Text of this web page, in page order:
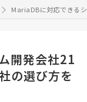
MariaDBに対応できる
開発会社21
の選び方を